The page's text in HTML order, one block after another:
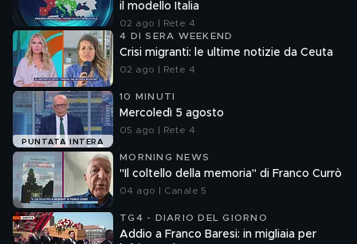
il modello Italia
02 ago | Rete 4
4 DI SERA WEEKEND
Crisi migranti: le ultime notizie da Ceuta
02 ago | Rete 4
PUNTATA INTERA
10 MINUTI
Mercoledì 5 agosto
05 ago | Rete 4
MORNING NEWS
"Il coltello della memoria" di Franco Currò
04 ago | Canale 5
TG4 - DIARIO DEL GIORNO
Addio a Franco Baresi: in migliaia per